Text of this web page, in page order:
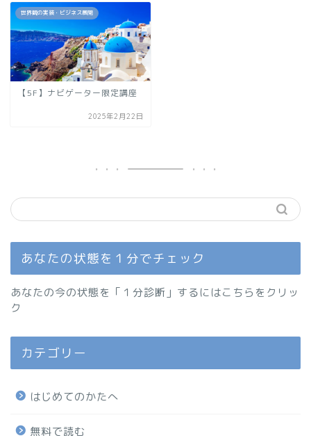
世界観の実装・ビジネス展開
【5F】ナビゲーター限定講座
2025年2月22日
あなたの状態を１分でチェック
あなたの今の状態を「１分診断」するにはこちらをクリッ
ク
カテゴリー
はじめてのかたへ
無料で読む